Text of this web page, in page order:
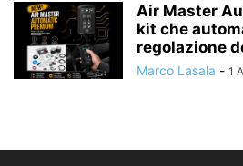
Air Master
kit che
regolazione
Marco Lasala - 1